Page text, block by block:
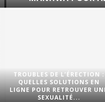
TROUBLES DE L’ÉRECTION :
QUELLES SOLUTIONS EN
LIGNE POUR RETROUVER UNE
SEXUALITÉ...